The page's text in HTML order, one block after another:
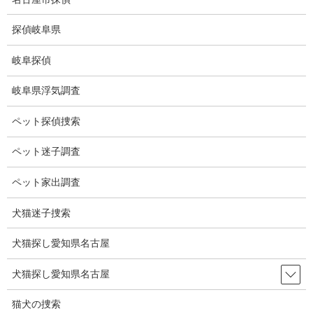
に
動
ョ
に
動
ブログ
HOME ブログ
2022-10-03
ブログ
56号三冠王
村上宗隆選手56号ホームラン達成。
王貞治さんを上回る記録。
しかも史上最年少の三冠王。
探偵岐阜県
岐阜探偵
岐阜県浮気調査
ペット探偵捜索
ペット迷子調査
ペット家出調査
犬猫迷子捜索
犬猫探し愛知県名古屋
犬猫探し愛知県名古屋
猫犬の捜索